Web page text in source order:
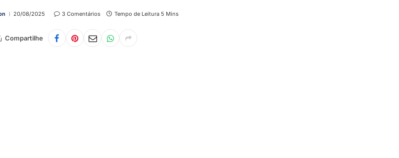
20/08/2025 3 Comentários Tempo de Leitura 5 Mins
Compartilhe